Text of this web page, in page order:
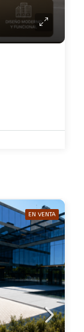
EN VENTA